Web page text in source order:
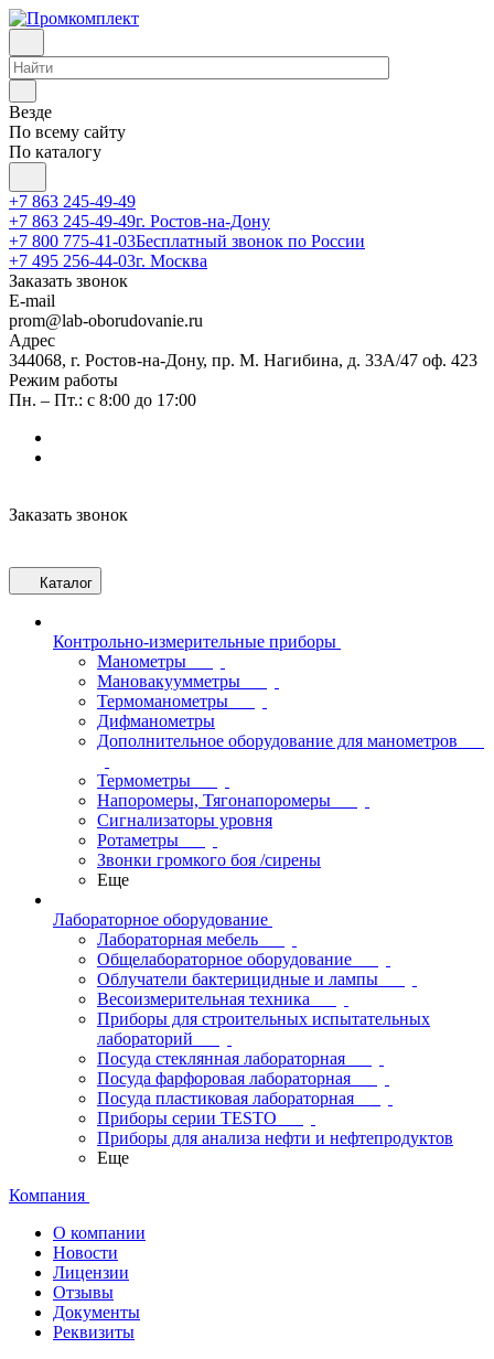
Везде
По всему сайту
По каталогу
+7 863 245-49-49
+7 863 245-49-49г. Ростов-на-Дону
+7 800 775-41-03Бесплатный звонок по России
+7 495 256-44-03г. Москва
Заказать звонок
E-mail
prom@lab-oborudovanie.ru
Адрес
344068, г. Ростов-на-Дону, пр. М. Нагибина, д. 33А/47 оф. 423
Режим работы
Пн. – Пт.: с 8:00 до 17:00
Заказать звонок
Каталог
Контрольно-измерительные приборы
Манометры
Мановакуумметры
Термоманометры
Дифманометры
Дополнительное оборудование для манометров
Термометры
Напоромеры, Тягонапоромеры
Сигнализаторы уровня
Ротаметры
Звонки громкого боя /сирены
Еще
Лабораторное оборудование
Лабораторная мебель
Общелабораторное оборудование
Облучатели бактерицидные и лампы
Весоизмерительная техника
Приборы для строительных испытательных
лабораторий
Посуда стеклянная лабораторная
Посуда фарфоровая лабораторная
Посуда пластиковая лабораторная
Приборы серии TESTO
Приборы для анализа нефти и нефтепродуктов
Еще
Компания
О компании
Новости
Лицензии
Отзывы
Документы
Реквизиты